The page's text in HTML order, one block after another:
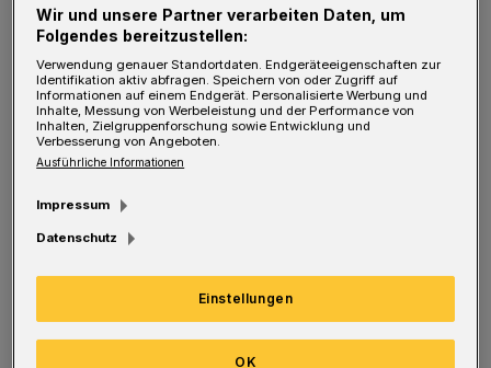
Stadt. Auf dem Johannes-Rau-Platz steht
auch das große Kindersportkarussell.
Wir und unsere Partner verarbeiten Daten, um
Folgendes bereitzustellen:
Verwendung genauer Standortdaten. Endgeräteeigenschaften zur
Identifikation aktiv abfragen. Speichern von oder Zugriff auf
Informationen auf einem Endgerät. Personalisierte Werbung und
Inhalte, Messung von Werbeleistung und der Performance von
Inhalten, Zielgruppenforschung sowie Entwicklung und
Verbesserung von Angeboten.
Ausführliche Informationen
Impressum
Datenschutz
Einstellungen
OK